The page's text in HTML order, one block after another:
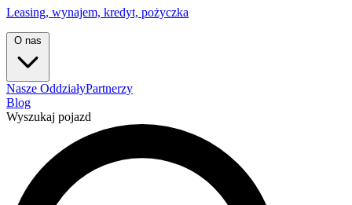
Leasing, wynajem, kredyt, pożyczka
O nas
Nasze OddziałyPartnerzy
Blog
Wyszukaj pojazd